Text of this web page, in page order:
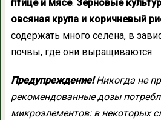
птице и мясе. Зерновые
овсяная крупа и коричневый
содержать много селена, в
почвы, где они выращиваются.
Предупреждение!Никогда не
рекомендованные дозы
микроэлементов: в некоторых